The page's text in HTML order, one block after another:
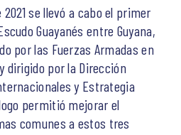
2021 se llevó a cabo el primer
Guayanés entre Guyana,
por las Fuerzas Armadas en
y dirigido por la Dirección
y Estrategia
permitió mejorar el
comunes a estos tres